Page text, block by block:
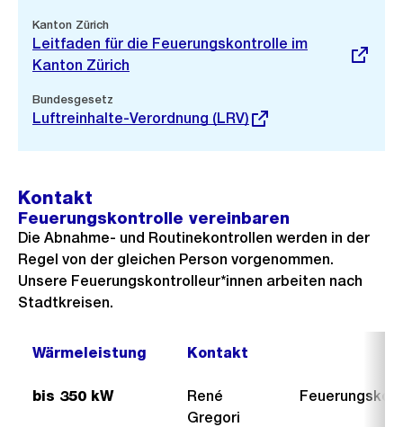
Kanton Zürich
Externer
Link:
Leitfaden für die Feuerungskontrolle im
Kanton Zürich
Bundesgesetz
Externer
Link:
Luftreinhalte-Verordnung (LRV)
Kontakt
Feuerungskontrolle vereinbaren
Die Abnahme- und Routinekontrollen werden in der
Regel von der gleichen Person vorgenommen.
Unsere Feuerungskontrolleur*innen arbeiten nach
Stadtkreisen.
Wärmeleistung Kontakt
bis 350 kW
René
Gregori